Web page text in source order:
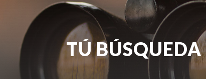
TÚ BÚSQUEDA